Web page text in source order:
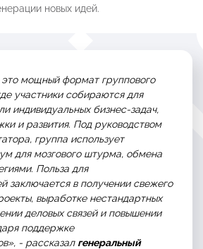
новых идей.
мощный формат группового
участники собираются для
индивидуальных бизнес-задач,
и развития. Под руководством
группа использует
для мозгового штурма, обмена
Польза для
заключается в получении свежего
выработке нестандартных
деловых связей и повышении
поддержке
- рассказал генеральный